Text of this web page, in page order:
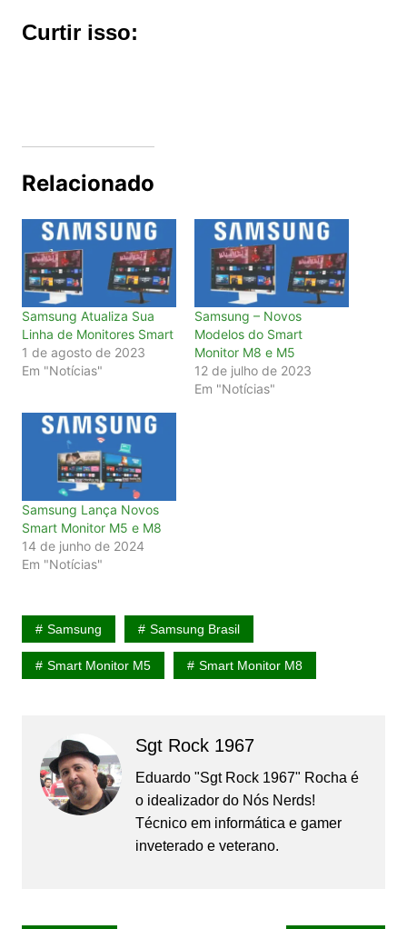
Curtir isso:
Relacionado
Samsung Atualiza Sua
Linha de Monitores Smart
1 de agosto de 2023
Em "Notícias"
Samsung – Novos
Modelos do Smart
Monitor M8 e M5
12 de julho de 2023
Em "Notícias"
Samsung Lança Novos
Smart Monitor M5 e M8
14 de junho de 2024
Em "Notícias"
Samsung Samsung Brasil
Smart Monitor M5 Smart Monitor M8
Sgt Rock 1967
Eduardo "Sgt Rock 1967" Rocha é
o idealizador do Nós Nerds!
Técnico em informática e gamer
inveterado e veterano.